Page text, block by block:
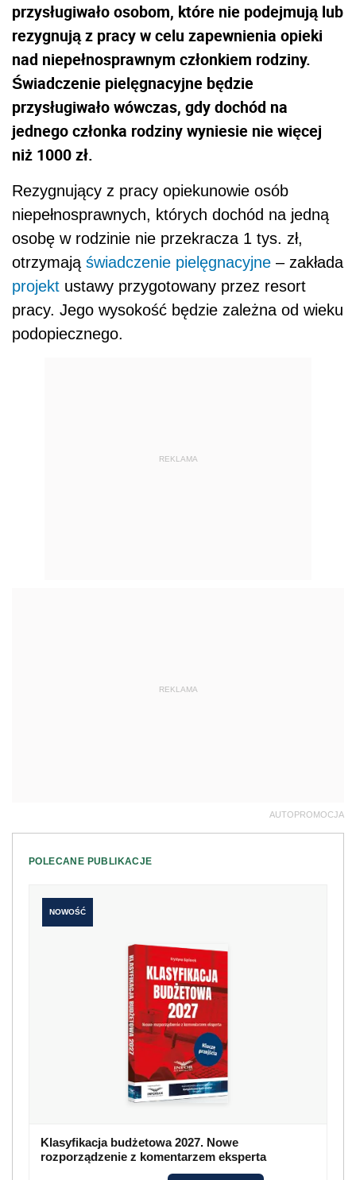
przysługiwało osobom, które nie podejmują lub
rezygnują z pracy w celu zapewnienia opieki
nad niepełnosprawnym członkiem rodziny.
Świadczenie pielęgnacyjne będzie
przysługiwało wówczas, gdy dochód na
jednego członka rodziny wyniesie nie więcej
niż 1000 zł.
Rezygnujący z pracy opiekunowie osób
niepełnosprawnych, których dochód na jedną
osobę w rodzinie nie przekracza 1 tys. zł,
otrzymają świadczenie pielęgnacyjne – zakłada
projekt ustawy przygotowany przez resort
pracy. Jego wysokość będzie zależna od wieku
podopiecznego.
REKLAMA
REKLAMA
AUTOPROMOCJA
POLECANE PUBLIKACJE
NOWOŚĆ
Klasyfikacja budżetowa 2027. Nowe
rozporządzenie z komentarzem eksperta